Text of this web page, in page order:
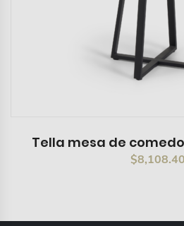
Tella mesa de
$8,108.40